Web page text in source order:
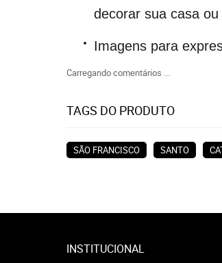
decorar sua casa
Imagens para
Carregando comentários ...
TAGS DO PRODUTO
SÃO FRANCISCO SANTO
INSTITUCIONAL